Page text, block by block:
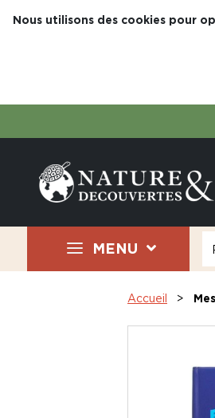
Nous utilisons des cookies pour
MENU
Accueil